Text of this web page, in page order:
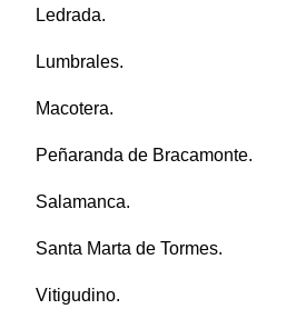
Ledrada.
Lumbrales.
Macotera.
Peñaranda de Bracamonte.
Salamanca.
Santa Marta de Tormes.
Vitigudino.